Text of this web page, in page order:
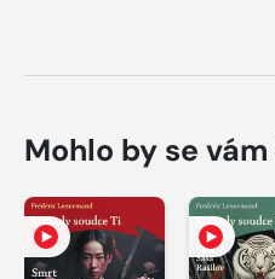
Mohlo by se